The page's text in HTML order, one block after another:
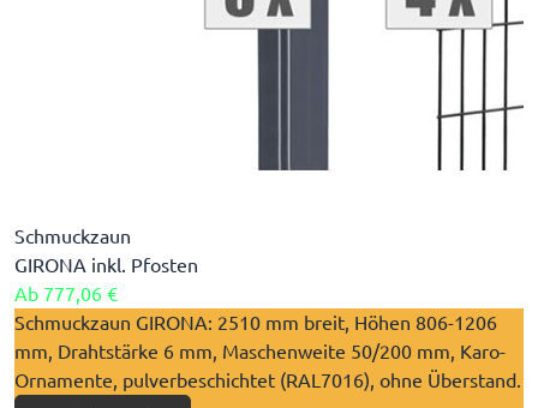
Schmuckzaun
GIRONA inkl. Pfosten
Ab 777,06 €
Schmuckzaun GIRONA: 2510 mm breit, Höhen 806-1206
mm, Drahtstärke 6 mm, Maschenweite 50/200 mm, Karo-
Ornamente, pulverbeschichtet (RAL7016), ohne Überstand.